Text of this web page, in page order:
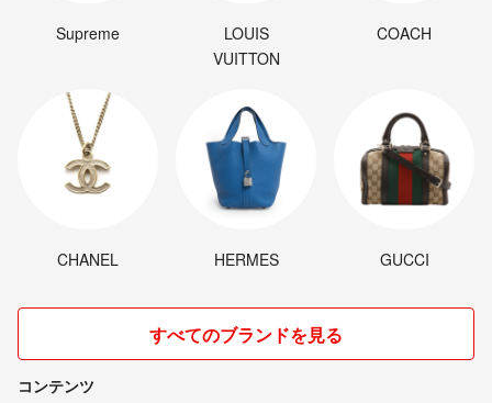
Supreme
LOUIS
VUITTON
COACH
CHANEL HERMES GUCCI
すべてのブランドを見る
コンテンツ